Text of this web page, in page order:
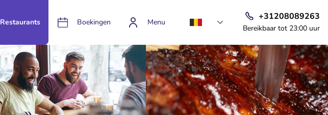
Restaurants Boekingen Menu
+31208089263
Bereikbaar tot 23:00 uur